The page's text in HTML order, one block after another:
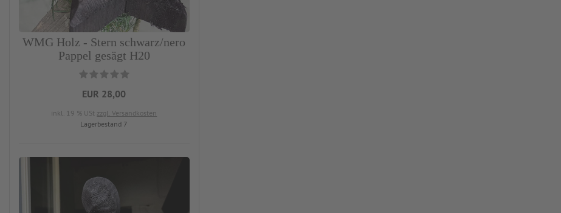
WMG Holz - Stern schwarz/nero
Pappel gesägt H20
EUR 28,00
inkl. 19 % USt zzgl. Versandkosten
Lagerbestand 7